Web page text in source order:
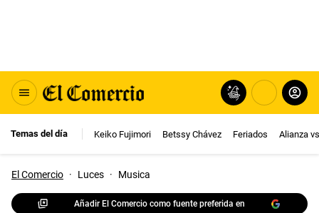
Temas del día Keiko Fujimori Betssy Chávez Feriados Alianza
El Comercio · Luces · Musica
Añadir El Comercio como fuente preferida en